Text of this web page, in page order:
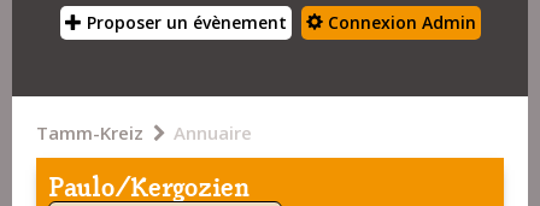
Proposer un évènement Connexion Admin
Tamm-Kreiz Annuaire
Paulo/Kergozien